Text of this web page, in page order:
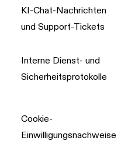
KI-Chat-Nachrichten
und Support-Tickets
Interne Dienst- und
Sicherheitsprotokolle
Cookie-
Einwilligungsnachweise